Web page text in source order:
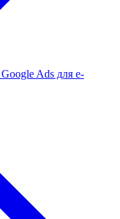
Google Ads для e-